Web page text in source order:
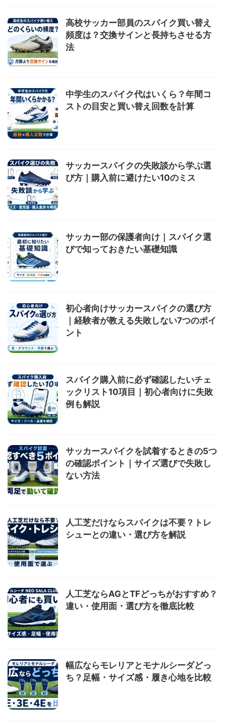
高校サッカー部員のスパイク買い替え
頻度は？交換サインと長持ちさせる方
法
中学生のスパイク代はいくら？年間コ
ストの目安と買い替え回数を計算
サッカースパイクの失敗談から学ぶ選
び方｜購入前に避けたい10のミス
サッカー部の保護者向け｜スパイク選
びで知っておきたい基礎知識
初心者向けサッカースパイクの選び方
｜経験者が教える失敗しない7つのポイ
ント
スパイク購入前に必ず確認したいチェ
ックリスト10項目｜初心者向けに失敗
例も解説
サッカースパイクを試着するときの5つ
の確認ポイント｜サイズ選びで失敗し
ない方法
人工芝だけならスパイクは不要？トレ
シューとの違い・選び方を解説
人工芝ならAGとTFどっちがおすすめ？
違い・使用面・選び方を徹底比較
幅広ならモレリアとモナルシーダどっ
ち？足幅・サイズ感・履き心地を比較